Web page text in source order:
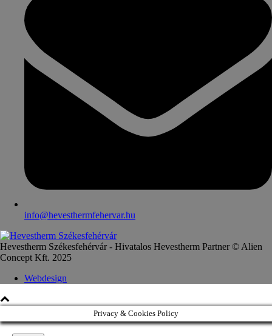
info@hevesthermfehervar.hu
Hevestherm Székesfehérvár - Hivatalos Hevestherm Partner © Alien
Concept Kft. 2025
Webdesign
Privacy & Cookies Policy